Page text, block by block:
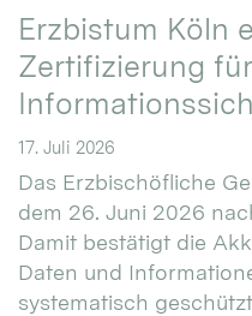
Erzbistum Köln
Zertifizierung für
17. Juli 2026
Das Erzbischöfliche
dem 26. Juni 2026
Damit bestätigt die
Daten und
systematisch